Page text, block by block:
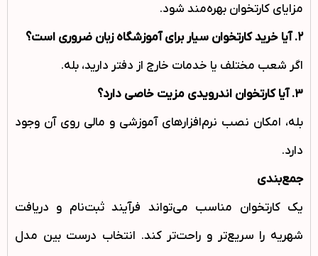
مزایای کارتخوان بهره‌مند شود.
۲.آیا خرید کارتخوان سیار برای آموزشگاه زبان ضروری است؟
اگر شعب مختلف یا خدمات خارج از دفتر دارید، بله.
۳.آیا کارتخوان اندرویدی مزیت خاصی دارد؟
بله، امکان نصب نرم‌افزارهای آموزشی و مالی روی آن وجود
دارد.
جمع‌بندی
یک کارتخوان مناسب می‌تواند فرآیند ثبت‌نام و دریافت
شهریه را سریع‌تر و راحت‌تر کند. انتخاب درست بین مدل